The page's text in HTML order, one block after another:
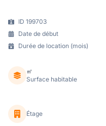
ID 199703
Date de début
Durée de location (mois)
㎡
Surface habitable
Étage